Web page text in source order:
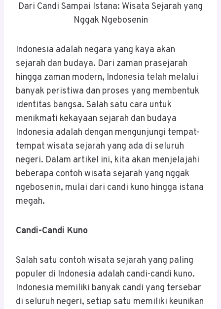
Dari Candi Sampai Istana: Wisata Sejarah yang
Nggak Ngebosenin
Indonesia adalah negara yang kaya akan
sejarah dan budaya. Dari zaman prasejarah
hingga zaman modern, Indonesia telah melalui
banyak peristiwa dan proses yang membentuk
identitas bangsa. Salah satu cara untuk
menikmati kekayaan sejarah dan budaya
Indonesia adalah dengan mengunjungi tempat-
tempat wisata sejarah yang ada di seluruh
negeri. Dalam artikel ini, kita akan menjelajahi
beberapa contoh wisata sejarah yang nggak
ngebosenin, mulai dari candi kuno hingga istana
megah.
Candi-Candi Kuno
Salah satu contoh wisata sejarah yang paling
populer di Indonesia adalah candi-candi kuno.
Indonesia memiliki banyak candi yang tersebar
di seluruh negeri, setiap satu memiliki keunikan